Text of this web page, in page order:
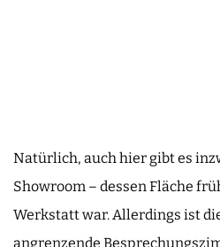
Natürlich, auch hier gibt es
Showroom – dessen Fläche
Werkstatt war. Allerdings ist
angrenzende